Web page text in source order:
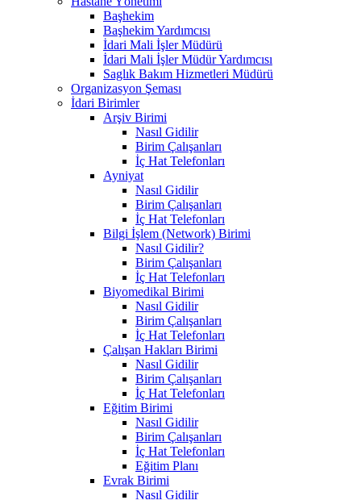
Başhekim
Başhekim Yardımcısı
İdari Mali İşler Müdürü
İdari Mali İşler Müdür Yardımcısı
Saglık Bakım Hizmetleri Müdürü
Organizasyon Şeması
İdari Birimler
Arşiv Birimi
Nasıl Gidilir
Birim Çalışanları
İç Hat Telefonları
Ayniyat
Nasıl Gidilir
Birim Çalışanları
İç Hat Telefonları
Bilgi İşlem (Network) Birimi
Nasıl Gidilir?
Birim Çalışanları
İç Hat Telefonları
Biyomedikal Birimi
Nasıl Gidilir
Birim Çalışanları
İç Hat Telefonları
Çalışan Hakları Birimi
Nasıl Gidilir
Birim Çalışanları
İç Hat Telefonları
Eğitim Birimi
Nasıl Gidilir
Birim Çalışanları
İç Hat Telefonları
Eğitim Planı
Evrak Birimi
Nasıl Gidilir